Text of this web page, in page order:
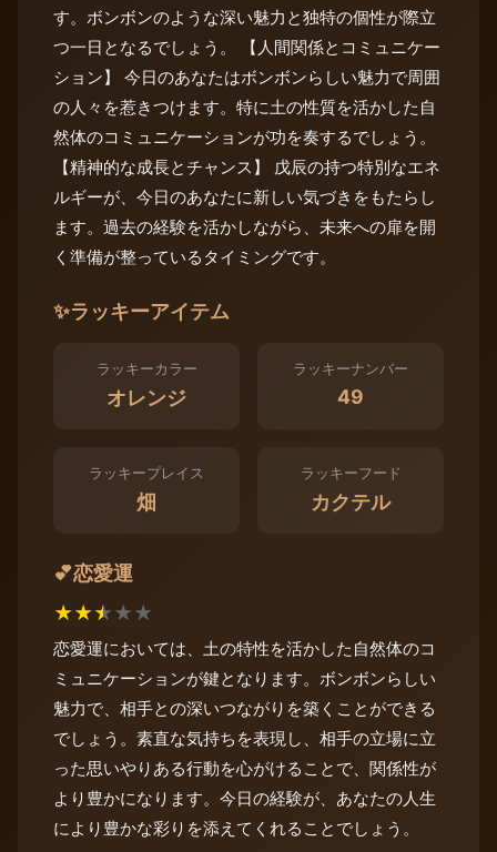
す。ボンボンのような深い魅力と独特の個性が際立
つ一日となるでしょう。 【人間関係とコミュニケー
ション】 今日のあなたはボンボンらしい魅力で周囲
の人々を惹きつけます。特に土の性質を活かした自
然体のコミュニケーションが功を奏するでしょう。
【精神的な成長とチャンス】 戊辰の持つ特別なエネ
ルギーが、今日のあなたに新しい気づきをもたらし
ます。過去の経験を活かしながら、未来への扉を開
く準備が整っているタイミングです。
✨ラッキーアイテム
ラッキーカラー
オレンジ
ラッキーナンバー
49
ラッキープレイス
畑
ラッキーフード
カクテル
💕恋愛運
★★★★★
恋愛運においては、土の特性を活かした自然体のコ
ミュニケーションが鍵となります。ボンボンらしい
魅力で、相手との深いつながりを築くことができる
でしょう。素直な気持ちを表現し、相手の立場に立
った思いやりある行動を心がけることで、関係性が
より豊かになります。今日の経験が、あなたの人生
により豊かな彩りを添えてくれることでしょう。